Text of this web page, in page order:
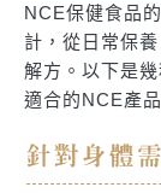
NCE保健食品
計，從日常保
解方。以下是
適合的NCE產品
針對身體